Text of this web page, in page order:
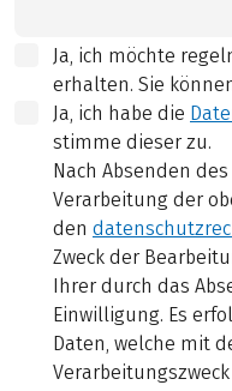
Ja, ich möchte
erhalten. Sie
Ja, ich habe die
stimme dieser zu.
Nach Absenden
Verarbeitung der
den
Zweck der
Ihrer durch das
Einwilligung. Es
Daten, welche mit